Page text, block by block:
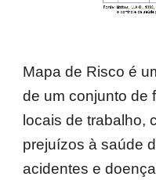
Mapa de Risco é
de um conjunto de
locais de trabalho,
prejuízos à saúde
acidentes e